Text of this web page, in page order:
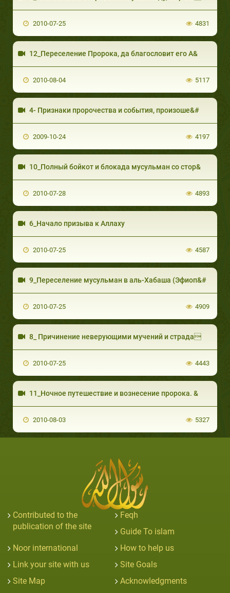
2010-07-25 4831
12_Переселение Пророка, да благословит его А&
2010-08-04 5117
4- Признаки пророчества и события, произоше&#
2009-10-24 4197
10_Полный бойкот и блокада мусульман со стор&
2010-07-28 4893
6_Начало призыва к Аллаху
2010-07-25 4587
9_Переселение мусульман в аль-Хабаша (Эфиоп&#
2010-07-25 4909
8_ Причинение неверующими мучений и страда
2010-07-25 4443
11_Ночное путешествие и вознесение пророка. &
2010-08-03 5327
Contributed to the
publication of the site
Feqh
Guide To islam
Noor international
How to help us
Link your site with us
Site Goals
Site Map
Acknowledgments